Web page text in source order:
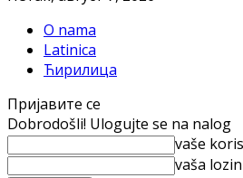
O nama
Latinica
Ћирилица
Пријавите се
Dobrodošli! Ulogujte se na nalog
vaše
vaša